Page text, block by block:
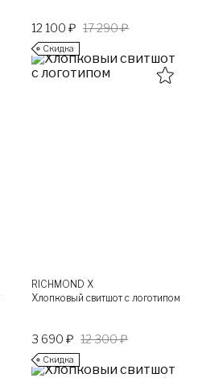
12 100 ₽ 17 290 ₽
Скидка
RICHMOND X
Хлопковый свитшот с логотипом
3 690 ₽ 12 300 ₽
Скидка